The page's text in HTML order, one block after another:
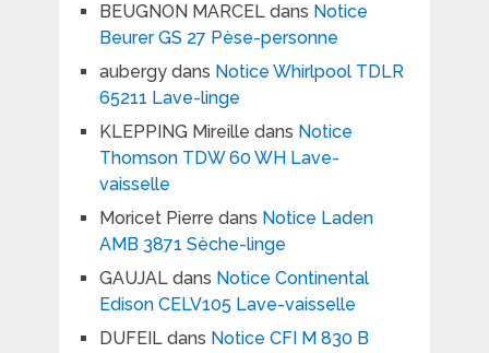
BEUGNON MARCELdans Notice
Beurer GS 27 Pèse-personne
aubergydans Notice Whirlpool TDLR
65211 Lave-linge
KLEPPING Mireille dans Notice
Thomson TDW 60 WH Lave-
vaisselle
Moricet Pierre dans Notice Laden
AMB 3871 Sèche-linge
GAUJALdans Notice Continental
Edison CELV105 Lave-vaisselle
DUFEILdans Notice CFI M 830 B